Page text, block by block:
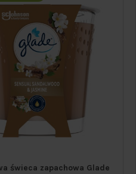
świeca zapachowa Glade